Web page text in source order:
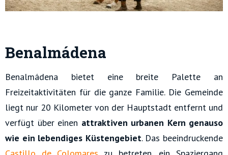
Benalmádena
Benalmádena bietet eine breite Palette an
Freizeitaktivitäten für die ganze Familie. Die Gemeinde
liegt nur 20 Kilometer von der Hauptstadt entfernt und
verfügt über einen attraktiven urbanen Kern genauso
wie ein lebendiges Küstengebiet. Das beeindruckende